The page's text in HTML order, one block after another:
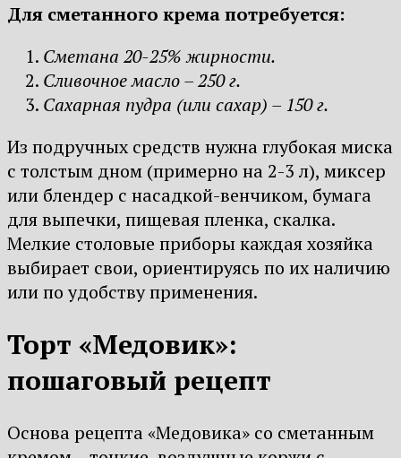
Для сметанного крема потребуется:
Сметана 20-25% жирности.
Сливочное масло – 250 г.
Сахарная пудра (или сахар) – 150 г.
Из подручных средств нужна глубокая миска
с толстым дном (примерно на 2-3 л), миксер
или блендер с насадкой-венчиком, бумага
для выпечки, пищевая пленка, скалка.
Мелкие столовые приборы каждая хозяйка
выбирает свои, ориентируясь по их наличию
или по удобству применения.
Торт «Медовик»:
пошаговый рецепт
Основа рецепта «Медовика» со сметанным